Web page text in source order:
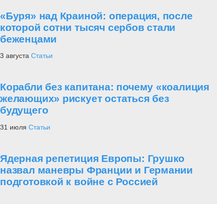
«Буря» над Краиной: операция, после
которой сотни тысяч сербов стали
беженцами
3 августа Статьи
Корабли без капитана: почему «коалиция
желающих» рискует остаться без
будущего
31 июля Статьи
Ядерная репетиция Европы: Грушко
назвал маневры Франции и Германии
подготовкой к войне с Россией